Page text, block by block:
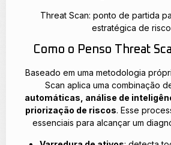
Threat Scan: ponto de partida
estratégica de
Como o Penso Threat
Baseado em uma metodologia
Scan aplica uma combinação
automáticas, análise de
priorização de riscos. Esse
essenciais para alcançar um